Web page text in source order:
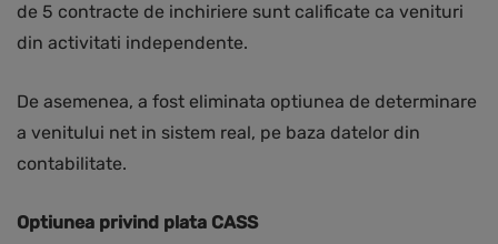
de 5 contracte de inchiriere sunt calificate ca venituri
din activitati independente.
De asemenea, a fost eliminata optiunea de determinare
a venitului net in sistem real, pe baza datelor din
contabilitate.
Optiunea privind plata CASS